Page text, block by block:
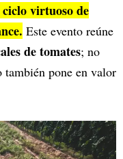
virtuoso de
Este evento reúne
de tomates; no
pone en valor